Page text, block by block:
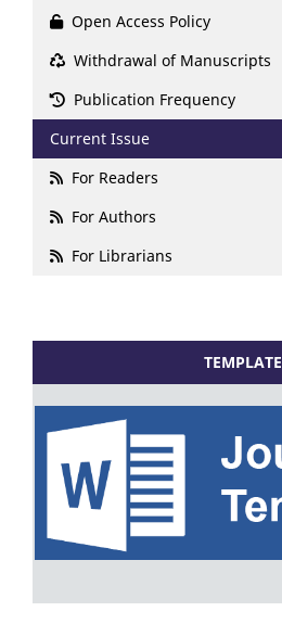
Open Access Policy
Withdrawal of Manuscripts
Publication Frequency
Current Issue
For Readers
For Authors
For Librarians
TEMPLATE